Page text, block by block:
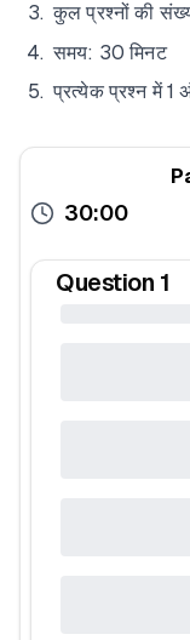
कुल प्रश्नों की
समय: 30 मिनट
प्रत्येक प्रश्न में 1
30:00
Question 1